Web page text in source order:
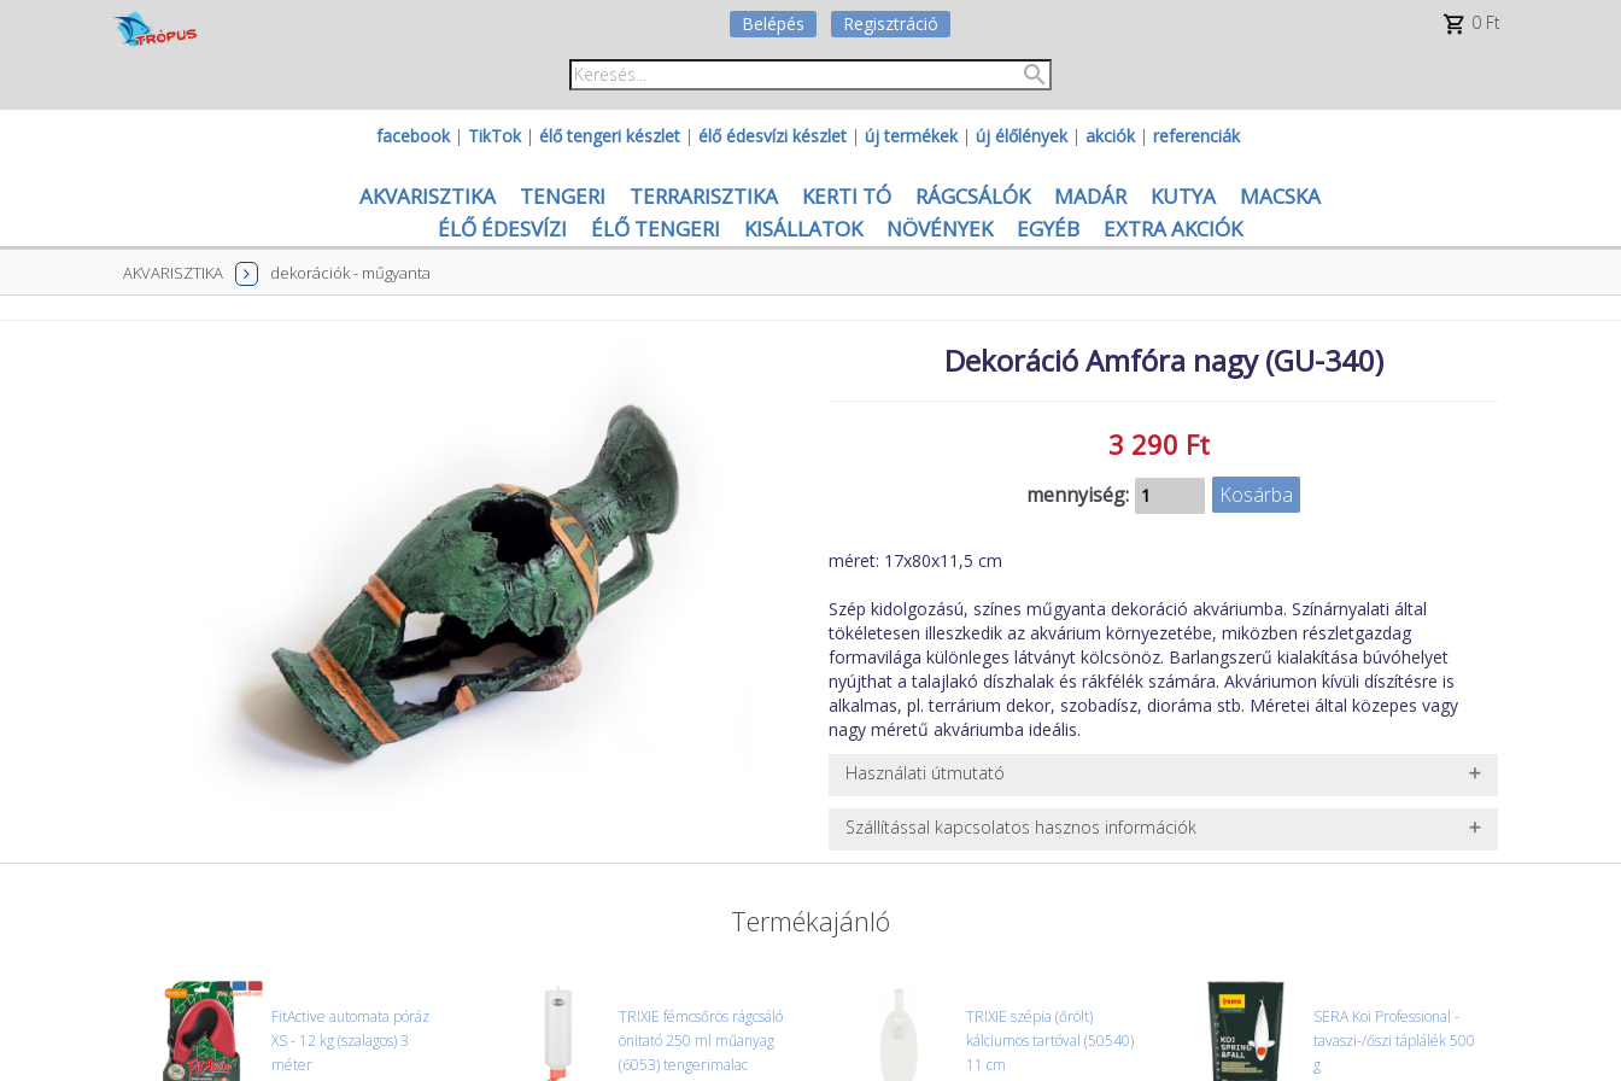
Belépés Regisztráció 0 Ft
facebook| TikTok| élő tengeri készlet | élő édesvízi készlet | új termékek| új élőlények| akciók| referenciák
AKVARISZTIKA TENGERI TERRARISZTIKA KERTI TÓ RÁGCSÁLÓK MADÁR KUTYA
MACSKA
ÉLŐ ÉDESVÍZI
ÉLŐ TENGERI KISÁLLATOK NÖVÉNYEK EGYÉB EXTRA AKCIÓK
AKVARISZTIKA dekorációk - műgyanta
Dekoráció Amfóra nagy (GU-340)
3 290 Ft
mennyiség:
méret: 17x80x11,5 cm
Szép kidolgozású, színes műgyanta dekoráció akváriumba. Színárnyalati által
tökéletesen illeszkedik az akvárium környezetébe, miközben részletgazdag
formavilága különleges látványt kölcsönöz. Barlangszerű kialakítása búvóhelyet
nyújthat a talajlakó díszhalak és rákfélék számára. Akváriumon kívüli díszítésre is
alkalmas, pl. terrárium dekor, szobadísz, dioráma stb. Méretei által közepes vagy
nagy méretű akváriumba ideális.
Használati útmutató
Használat előtt öblítsük át csapvízben. Esetleges algásodás esetén csak vegyszer
mentesen tisztítsuk (pl. fémdörzsi).
Szállítással kapcsolatos hasznos információk
nagy vagy nehéz termékeknél (pl. nagy akváriumok, bútorok, stb.) egyedi szállítási
ajánlatot adunk.
oldjuk meg. Minden rendelés egyedi, úgyhogy előre egyeztetni kell mindenképpen.
CSOMAG ÁTVÉTELE
Amennyiben a csomag átvételekor sérülést, folyadékot vagy bármi rendellenességet
Termékajánló
FitActive automata póráz
XS - 12 kg (szalagos) 3
méter
TRIXIE fémcsőrös rágcsáló
önitató 250 ml műanyag
(6053) tengerimalac
TRIXIE szépia (őrölt)
kálciumos tartóval (50540)
11 cm
SERA Koi Professional -
tavaszi-/őszi táplálék 500
g